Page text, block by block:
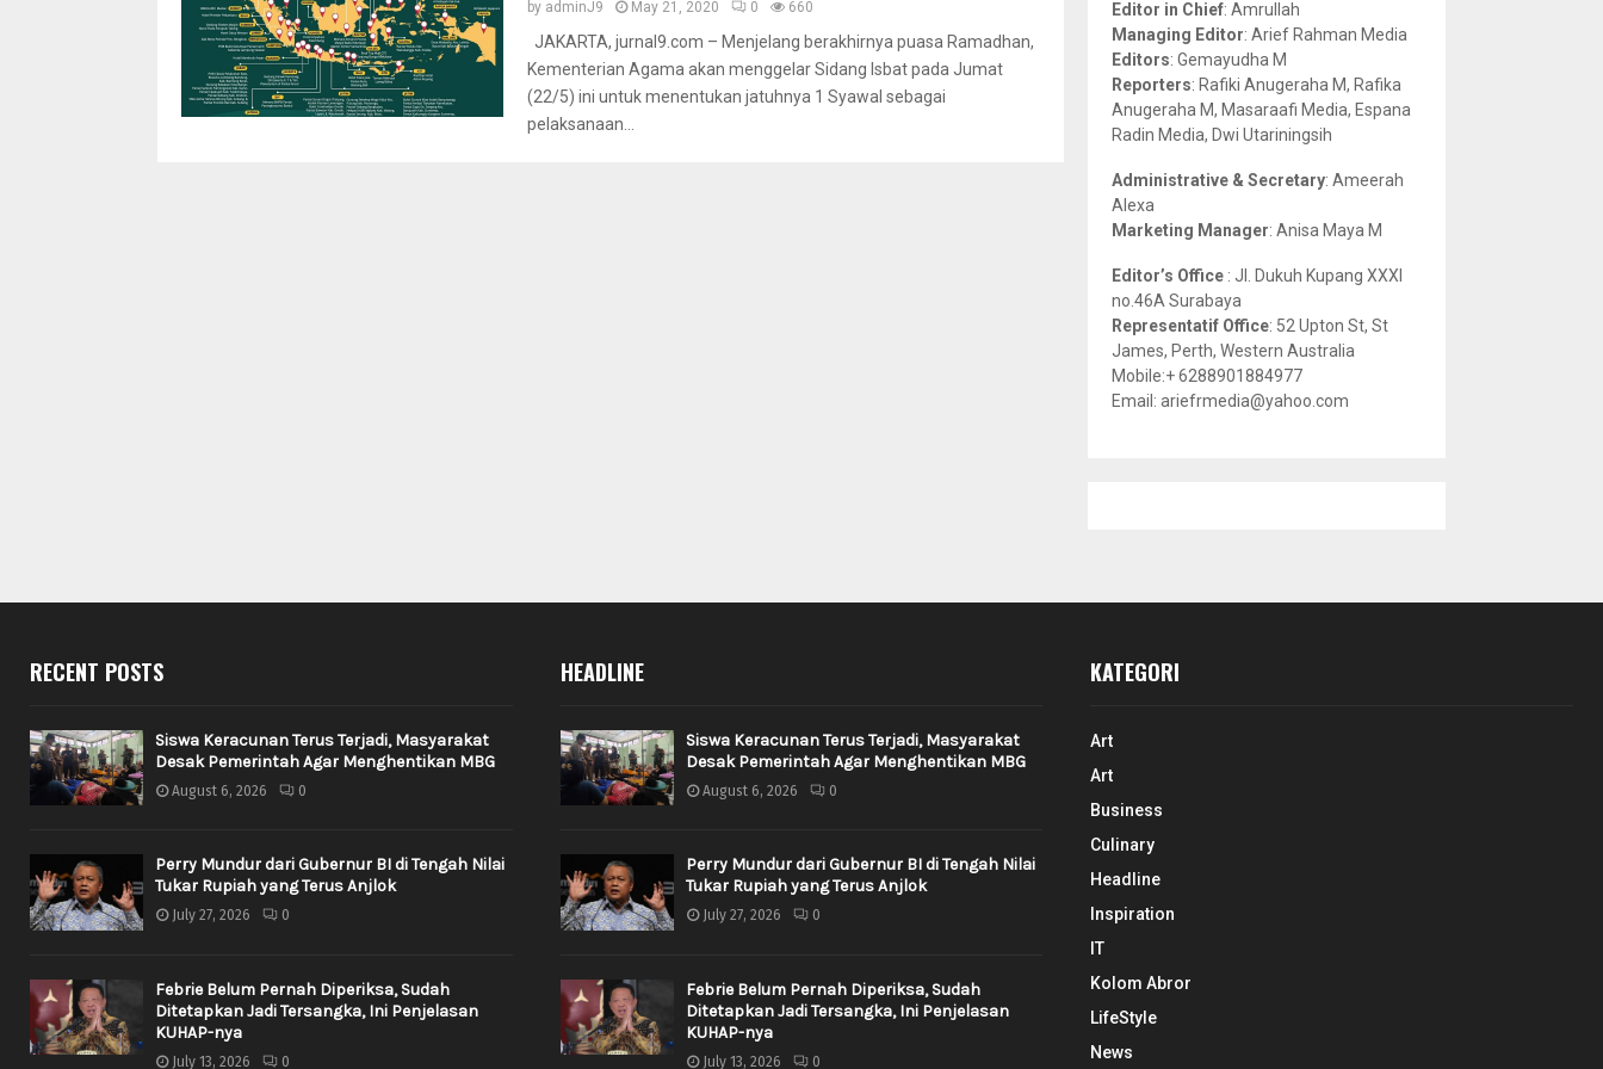
by adminJ9 May 21, 2020 0 660
JAKARTA, jurnal9.com – Menjelang berakhirnya puasa Ramadhan,
Kementerian Agama akan menggelar Sidang Isbat pada Jumat
(22/5) ini untuk menentukan jatuhnya 1 Syawal sebagai
pelaksanaan...
r
:
R
H
Editor in Chief: Amrullah
Managing Editor: Arief Rahman Media
Editors: Gemayudha M
Reporters: Rafiki Anugeraha M, Rafika
Anugeraha M, Masaraafi Media, Espana
Radin Media, Dwi Utariningsih
Administrative & Secretary: Ameerah
Alexa
Marketing Manager: Anisa Maya M
Editor’s Office : Jl. Dukuh Kupang XXXI
no.46A Surabaya
Representatif Office: 52 Upton St, St
James, Perth, Western Australia
Mobile:+ 6288901884977
Email: ariefrmedia@yahoo.com
RECENT POSTS
Siswa Keracunan Terus Terjadi, Masyarakat
Desak Pemerintah Agar Menghentikan MBG
August 6, 2026 0
Perry Mundur dari Gubernur BI di Tengah Nilai
Tukar Rupiah yang Terus Anjlok
July 27, 2026 0
Febrie Belum Pernah Diperiksa, Sudah
Ditetapkan Jadi Tersangka, Ini Penjelasan
KUHAP-nya
July 13, 2026 0
HEADLINE
Siswa Keracunan Terus Terjadi, Masyarakat
Desak Pemerintah Agar Menghentikan MBG
August 6, 2026 0
Perry Mundur dari Gubernur BI di Tengah Nilai
Tukar Rupiah yang Terus Anjlok
July 27, 2026 0
Febrie Belum Pernah Diperiksa, Sudah
Ditetapkan Jadi Tersangka, Ini Penjelasan
KUHAP-nya
July 13, 2026 0
KATEGORI
Art
Art
Business
Culinary
Headline
Inspiration
IT
Kolom Abror
LifeStyle
News